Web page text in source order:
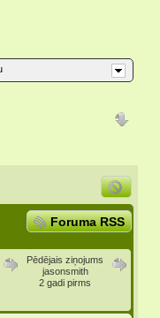
Foruma RSS
Pēdējais ziņojums
jasonsmith
2 gadi pirms